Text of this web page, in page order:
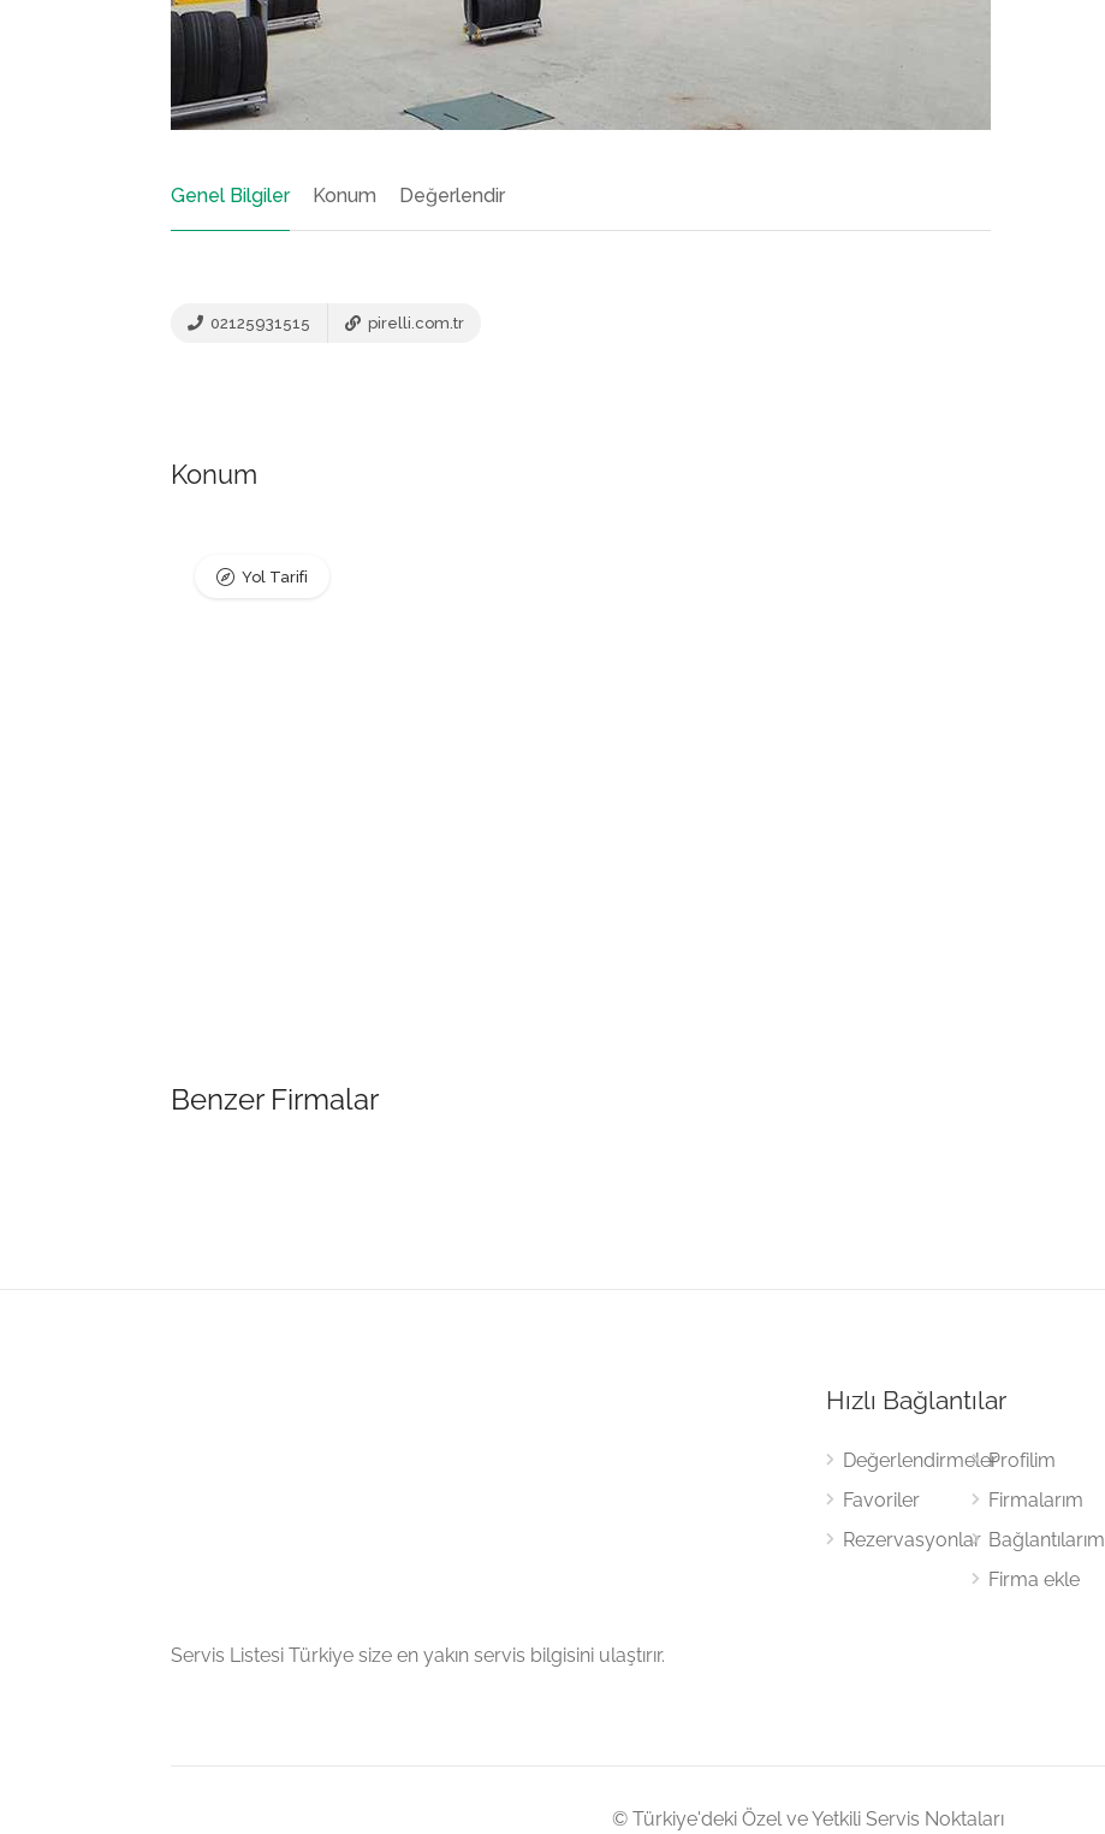
Genel Bilgiler Konum Değerlendir
02125931515 pirelli.com.tr
Konum
Yol Tarifi
Benzer Firmalar
Servis Listesi Türkiye size en yakın servis bilgisini ulaştırır.
Hızlı Bağlantılar
Değerlendirmeler
Favoriler
Rezervasyonlar
Profilim
Firmalarım
Bağlantılarım
Firma ekle
© Türkiye'deki Özel ve Yetkili Servis Noktaları